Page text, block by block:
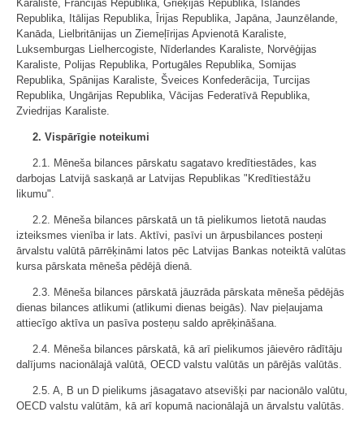
Karaliste, Francijas Republika, Grieķijas Republika, Islandes
Republika, Itālijas Republika, Īrijas Republika, Japāna, Jaunzēlande,
Kanāda, Lielbritānijas un Ziemeļīrijas Apvienotā Karaliste,
Luksemburgas Lielhercogiste, Nīderlandes Karaliste, Norvēģijas
Karaliste, Polijas Republika, Portugāles Republika, Somijas
Republika, Spānijas Karaliste, Šveices Konfederācija, Turcijas
Republika, Ungārijas Republika, Vācijas Federatīvā Republika,
Zviedrijas Karaliste.
2. Vispārīgie noteikumi
2.1. Mēneša bilances pārskatu sagatavo kredītiestādes, kas
darbojas Latvijā saskaņā ar Latvijas Republikas "Kredītiestāžu
likumu".
2.2. Mēneša bilances pārskatā un tā pielikumos lietotā naudas
izteiksmes vienība ir lats. Aktīvi, pasīvi un ārpusbilances posteņi
ārvalstu valūtā pārrēķināmi latos pēc Latvijas Bankas noteiktā valūtas
kursa pārskata mēneša pēdējā dienā.
2.3. Mēneša bilances pārskatā jāuzrāda pārskata mēneša pēdējās
dienas bilances atlikumi (atlikumi dienas beigās). Nav pieļaujama
attiecīgo aktīva un pasīva posteņu saldo aprēķināšana.
2.4. Mēneša bilances pārskatā, kā arī pielikumos jāievēro rādītāju
dalījums nacionālajā valūtā, OECD valstu valūtās un pārējās valūtās.
2.5. A, B un D pielikums jāsagatavo atsevišķi par nacionālo valūtu,
OECD valstu valūtām, kā arī kopumā nacionālajā un ārvalstu valūtās.